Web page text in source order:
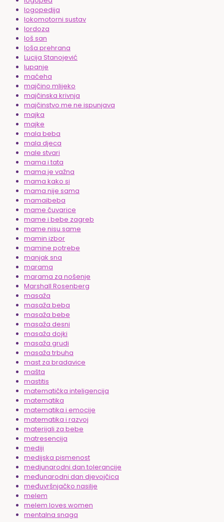
logopedija
lokomotorni sustav
lordoza
loš san
loša prehrana
Lucija Stanojević
lupanje
maćeha
majčino mlijeko
majčinska krivnja
majčinstvo me ne ispunjava
majka
majke
mala beba
mala djeca
male stvari
mama i tata
mama je važna
mama kako si
mama nije sama
mamaibeba
mame čuvarice
mame i bebe zagreb
mame nisu same
mamin izbor
mamine potrebe
manjak sna
marama
marama za nošenje
Marshall Rosenberg
masaža
masaža beba
masaža bebe
masaža desni
masaža dojki
masaža grudi
masaža trbuha
mast za bradavice
mašta
mastitis
matematička inteligencija
matematika
matematika i emocije
matematika i razvoj
materijali za bebe
matresencija
mediji
medijska pismenost
medjunarodni dan tolerancije
međunarodni dan djevojčica
međuvršnjačko nasilje
melem
melem loves women
mentalna snaga